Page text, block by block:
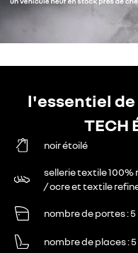
l'essentiel de
TECH
noir étoilé
sellerie textile 100%
/ ocre et textile
nombre de portes 5
nombre de places 5